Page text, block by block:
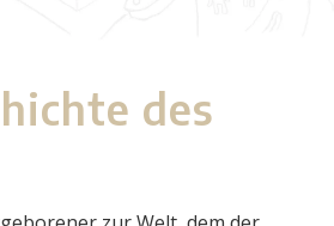
des